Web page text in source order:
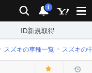
検索 通知
i
ID新規取得
スズキの車種一覧 スズキの